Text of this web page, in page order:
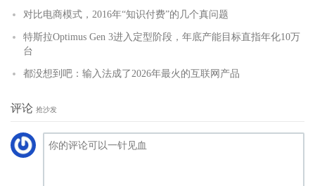
对比电商模式，2016年“知识付费”的几个真问题
特斯拉Optimus Gen 3进入定型阶段，年底产能目标直指年化10万
台
都没想到吧：输入法成了2026年最火的互联网产品
评论 抢沙发